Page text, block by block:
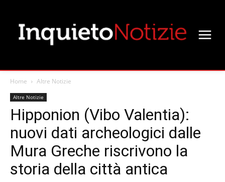
Home Altre Notizie
Altre Notizie
Hipponion (Vibo Valentia):
nuovi dati archeologici dalle
Mura Greche riscrivono la
storia della città antica